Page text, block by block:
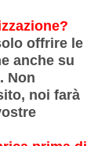
offrire le
anche su
Non
noi farà